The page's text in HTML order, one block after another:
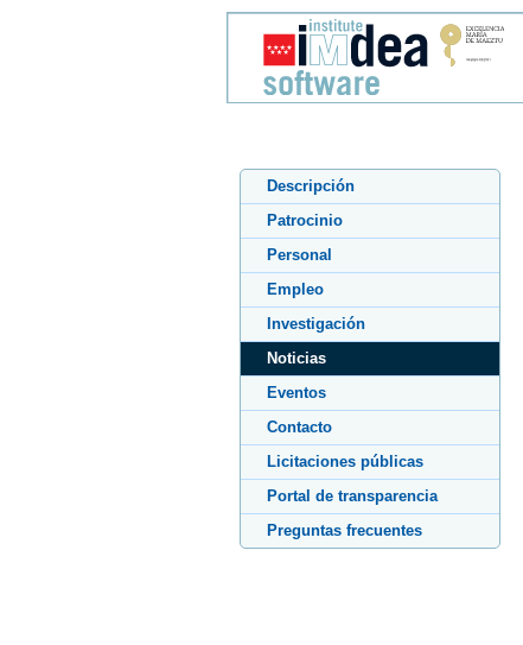
Descripción
Patrocinio
Personal
Empleo
Investigación
Noticias
Eventos
Contacto
Licitaciones públicas
Portal de transparencia
Preguntas frecuentes